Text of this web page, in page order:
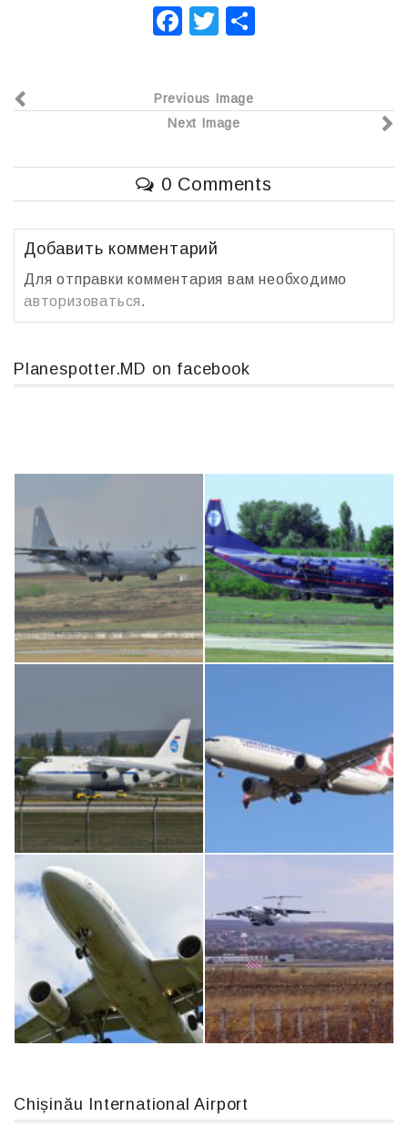
F
e
b
o
o
k
T
er р
в
и
т
Previous Image
Next Image
0 Comments
Добавить комментарий
Для отправки комментария вам необходимо
авторизоваться.
Planespotter.MD on facebook
An124, RA-82013 Boeing 737 MAX 8, TC-LCC
Chișinău International Airport